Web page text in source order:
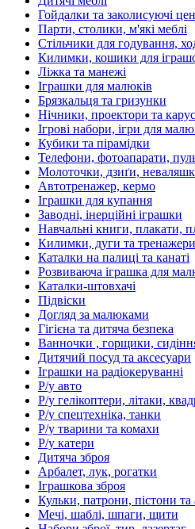
Гойдалки та заколисуючі
Парти, столики, м'які меблі
Стільчики для годування,
Килимки, кошики для
Ліжка та манежі
Іграшки для малюків
Брязкальця та гризунки
Нічники, проектори та
Ігрові набори, ігри для
Кубики та пірамідки
Телефони, фотоапарати,
Молоточки, дзиґи,
Автотренажер, кермо
Іграшки для купання
Заводні, інерційні іграшки
Навчальні книги, плакати,
Килимки, дуги та
Каталки на палиці та канаті
Розвиваюча іграшка для
Каталки-штовхачі
Підвіски
Догляд за малюками
Гігієна та дитяча безпека
Ванночки , горщики,
Дитячий посуд та аксесуари
Іграшки на радіокеруванні
Р/у авто
Р/у гелікоптери, літаки,
Р/у спецтехніка, танки
Р/у тварини та комахи
Р/у катери
Дитяча зброя
Арбалет, лук, рогатки
Іграшкова зброя
Кульки, патрони, пістони та
Мечі, шаблі, шпаги, щити